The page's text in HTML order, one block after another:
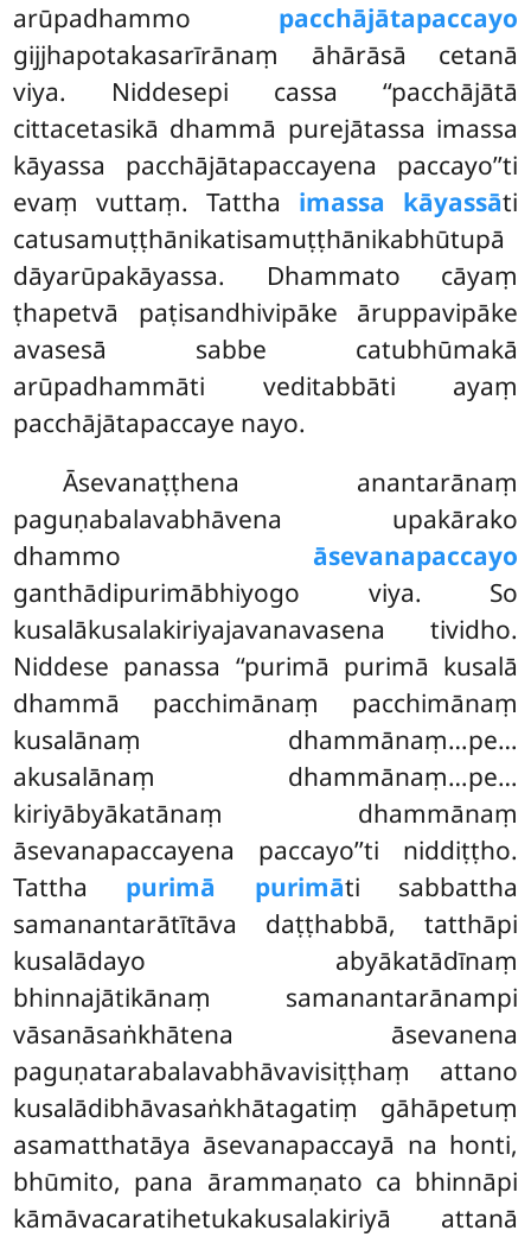
arūpadhammo pacchājātapaccayo
gijjhapotakasarīrānaṃ āhārāsā cetanā
viya. Niddesepi cassa ‘‘pacchājātā
cittacetasikā dhammā purejātassa imassa
kāyassa pacchājātapaccayena paccayo’’ti
evaṃ vuttaṃ. Tattha imassa kāyassāti
catusamuṭṭhānikatisamuṭṭhānikabhūtupā
dāyarūpakāyassa. Dhammato cāyaṃ
ṭhapetvā paṭisandhivipāke āruppavipāke
avasesā sabbe catubhūmakā
arūpadhammāti veditabbāti ayaṃ
pacchājātapaccaye nayo.
Āsevanaṭṭhena anantarānaṃ
paguṇabalavabhāvena upakārako
dhammo āsevanapaccayo
ganthādipurimābhiyogo viya. So
kusalākusalakiriyajavanavasena tividho.
Niddese panassa ‘‘purimā purimā kusalā
dhammā pacchimānaṃ pacchimānaṃ
kusalānaṃ dhammānaṃ…pe…
akusalānaṃ dhammānaṃ…pe…
kiriyābyākatānaṃ dhammānaṃ
āsevanapaccayena paccayo’’ti niddiṭṭho.
Tattha purimā purimāti sabbattha
samanantarātītāva daṭṭhabbā, tatthāpi
kusalādayo abyākatādīnaṃ
bhinnajātikānaṃ samanantarānampi
vāsanāsaṅkhātena āsevanena
paguṇatarabalavabhāvavisiṭṭhaṃ attano
kusalādibhāvasaṅkhātagatiṃ gāhāpetuṃ
asamatthatāya āsevanapaccayā na honti,
bhūmito, pana ārammaṇato ca bhinnāpi
kāmāvacaratihetukakusalakiriyā attanā